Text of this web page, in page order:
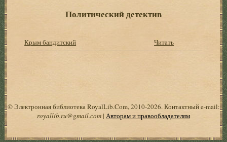
Политический детектив
Крым бандитский Читать
© Электронная библиотека RoyalLib.Com, 2010-2026. Контактный e-mail:
royallib.ru@gmail.com| Авторам и правообладателям